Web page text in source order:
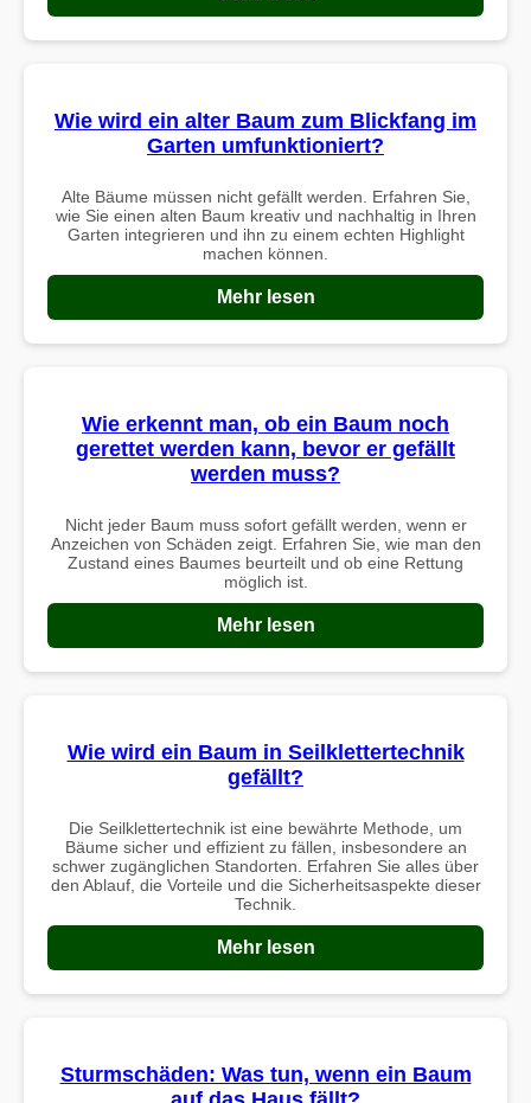
Wie wird ein alter Baum zum Blickfang im
Garten umfunktioniert?
Alte Bäume müssen nicht gefällt werden. Erfahren Sie,
wie Sie einen alten Baum kreativ und nachhaltig in Ihren
Garten integrieren und ihn zu einem echten Highlight
machen können.
Mehr lesen
Wie erkennt man, ob ein Baum noch
gerettet werden kann, bevor er gefällt
werden muss?
Nicht jeder Baum muss sofort gefällt werden, wenn er
Anzeichen von Schäden zeigt. Erfahren Sie, wie man den
Zustand eines Baumes beurteilt und ob eine Rettung
möglich ist.
Mehr lesen
Wie wird ein Baum in Seilklettertechnik
gefällt?
Die Seilklettertechnik ist eine bewährte Methode, um
Bäume sicher und effizient zu fällen, insbesondere an
schwer zugänglichen Standorten. Erfahren Sie alles über
den Ablauf, die Vorteile und die Sicherheitsaspekte dieser
Technik.
Mehr lesen
Sturmschäden: Was tun, wenn ein Baum